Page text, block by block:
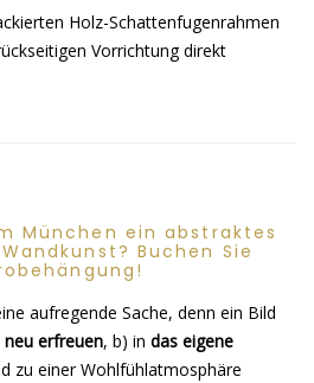
Holz-Schattenfugenrahmen
Vorrichtung direkt
München ein abstraktes
Buchen Sie
aufregende Sache, denn ein Bild
erfreuen, b) in das eigene
zu einer Wohlfühlatmosphäre